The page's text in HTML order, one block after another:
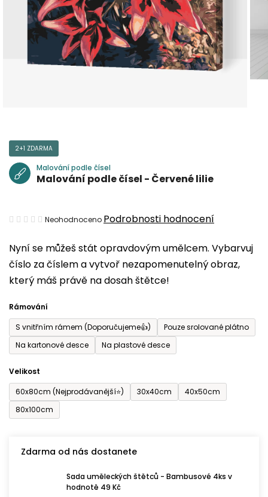
Nyní se můžeš stát opravdovým umělcem. Vybarvuj
číslo za číslem a vytvoř nezapomenutelný obraz,
který máš právě na dosah štětce!
Rámování
S vnitřním rámem (Doporučujeme👍)
Pouze srolované plátno
Na kartonové desce
Na plastové desce
Velikost
60x80cm (Nejprodávanější⭐)
30x40cm
40x50cm
80x100cm
Zdarma od nás dostanete
Sada uměleckých štětců - Bambusové 4ks v
hodnotě 49 Kč
2+1 ZDARMA
Malování podle čísel
Malování podle čísel - Červené lilie
Průměrné
produktu
je
0,0
5
hvězdiček.
Neohodnoceno Podrobnosti hodnocení